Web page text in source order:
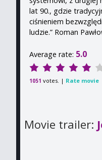
lat 90., gdzie
ciśnieniem
ludzie.” Roman
Average rate: 5.0
1051votes. | Rate movie
Movie trailer: